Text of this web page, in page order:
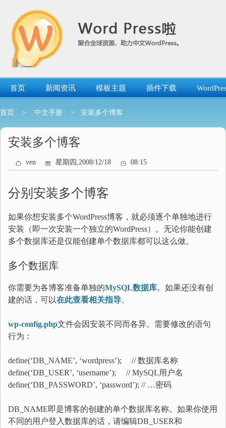
首页 新闻资讯 模板主题 插件下载
首页 > 中文手册 > 安装多个博客
安装多个博客
ven 星期四,2008/12/18 08:15
分别安装多个博客
如果你想安装多个WordPress博客，就必须逐个单独地进行
安装（即一次安装一个独立的WordPress）。无论你能创建
多个数据库还是仅能创建单个数据库都可以这么做。
多个数据库
你需要为各博客准备单独的MySQL数据库。如果还没有创
建的话，可以在此查看相关指导。
wp-config.php文件会因安装不同而各异。需要修改的语句
行为：
define(‘DB_NAME’, ‘wordpress’); // 数据库名称
define(‘DB_USER’, ‘username’); // MySQL用户名
define(‘DB_PASSWORD’, ‘password’); // …密码
DB_NAME即是博客的创建的单个数据库名称。如果你使用
不同的用户登入数据库的话，请编辑DB_USER和